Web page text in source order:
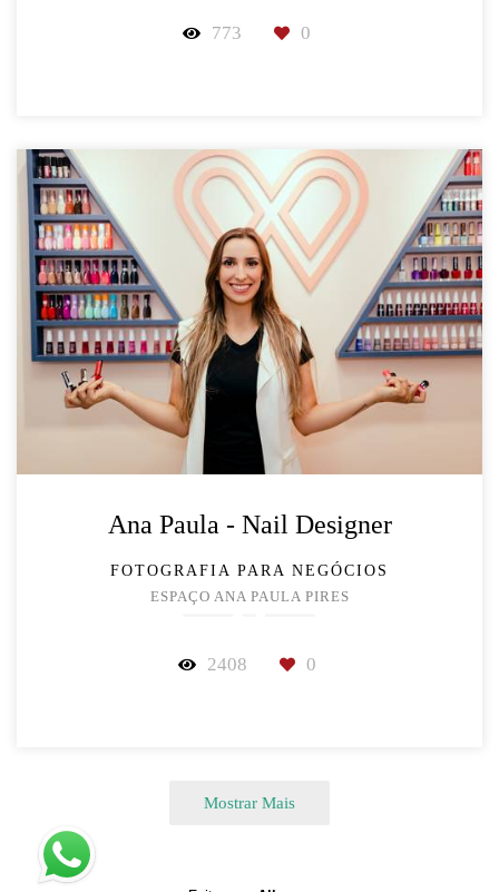
773 0
Ana Paula - Nail Designer
FOTOGRAFIA PARA NEGÓCIOS
ESPAÇO ANA PAULA PIRES
2408 0
Mostrar Mais